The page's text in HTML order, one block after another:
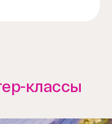
классы